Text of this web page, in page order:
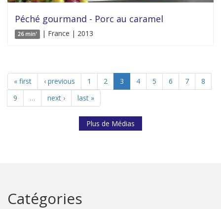
Péché gourmand - Porc au caramel
26 min' | France | 2013
« first ‹ previous 1 2 3 4 5 6 7
8
9
… next › last »
Plus de Médias
Catégories